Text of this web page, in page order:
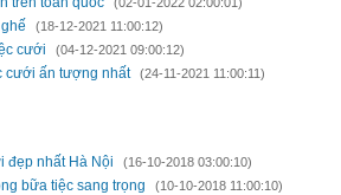
(18-12-2021 11:00:12)
cưới (04-12-2021 09:00:12)
cưới ấn tượng nhất (24-11-2021 11:00:11)
đẹp nhất Hà Nội (16-10-2018 03:00:10)
bữa tiệc sang trọng (10-10-2018 11:00:10)